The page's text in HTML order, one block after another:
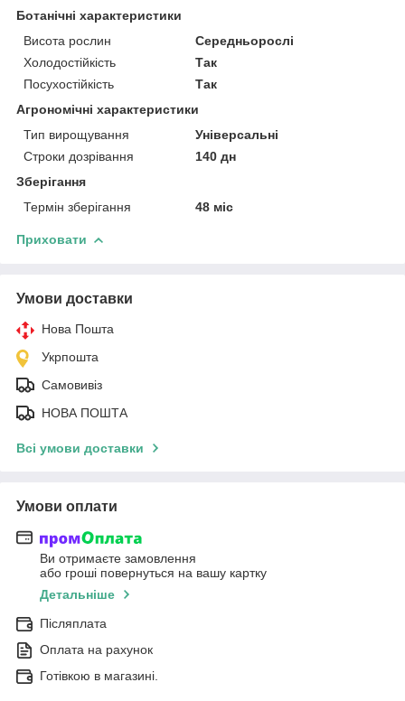
Ботанічні характеристики
Висота рослин
Середньорослі
Холодостійкість
Так
Посухостійкість
Так
Агрономічні характеристики
Тип вирощування
Універсальні
Строки дозрівання
140 дн
Зберігання
Термін зберігання
48 міс
Приховати
Умови доставки
Нова Пошта
Укрпошта
Самовивіз
НОВА ПОШТА
Всі умови доставки
Умови оплати
Ви отримаєте замовлення
або гроші повернуться на вашу картку
Детальніше
Післяплата
Оплата на рахунок
Готівкою в магазині.